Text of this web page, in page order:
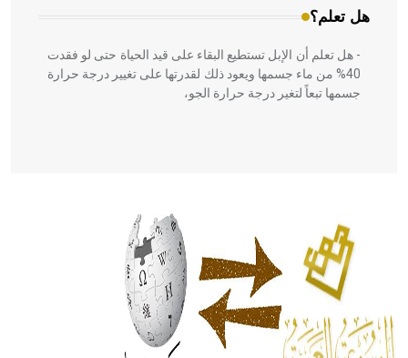
هل تعلم؟
- هل تعلم أن الإبل تستطيع البقاء على قيد الحياة حتى لو فقدت
40% من ماء جسمها ويعود ذلك لقدرتها على تغيير درجة حرارة
جسمها تبعاً لتغير درجة حرارة الجو،
الحكم، الأدلة، تنظيم التغذية، ورسالته في جروح الرأس. ويعود
له الفضل بأنه حرر الطب من الدين والفلسفة.
- هل تعلم أن المرجان إفراز حيواني يتكون في البحر ويتركب
من مادة كربونات الكلسيوم، وهو أحمر أو شديد الحمرة وهو